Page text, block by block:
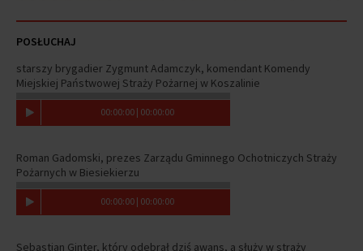
POSŁUCHAJ
starszy brygadier Zygmunt Adamczyk, komendant Komendy
Miejskiej Państwowej Straży Pożarnej w Koszalinie
00:00:00 | 00:00:00
Roman Gadomski, prezes Zarządu Gminnego Ochotniczych Straży
Pożarnych w Biesiekierzu
00:00:00 | 00:00:00
Sebastian Ginter, który odebrał dziś awans, a służy w straży